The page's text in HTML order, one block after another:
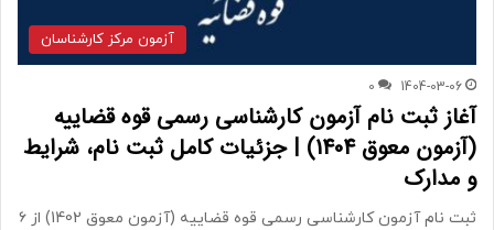
آزمون مرکز کارشناسان
1404-03-06
0
آغاز ثبت نام آزمون کارشناسی رسمی قوه قضاییه
(آزمون معوق 1404) | جزئیات کامل ثبت نام، شرایط
و مدارک
ثبت نام آزمون کارشناسی رسمی قوه قضاییه (آزمون معوق 1402) از ۶